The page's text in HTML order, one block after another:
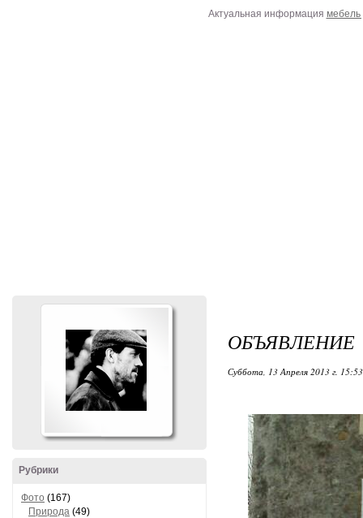
Актуальная информация мебель
Рубрики
Фото (167)
Природа (49)
ОБЪЯВЛЕНИЕ
Суббота, 13 Апреля 2013 г. 15:53